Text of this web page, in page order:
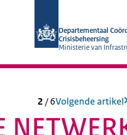
Departementaal
Crisisbeheersing
Ministerie van
2 /6Volgende artikel